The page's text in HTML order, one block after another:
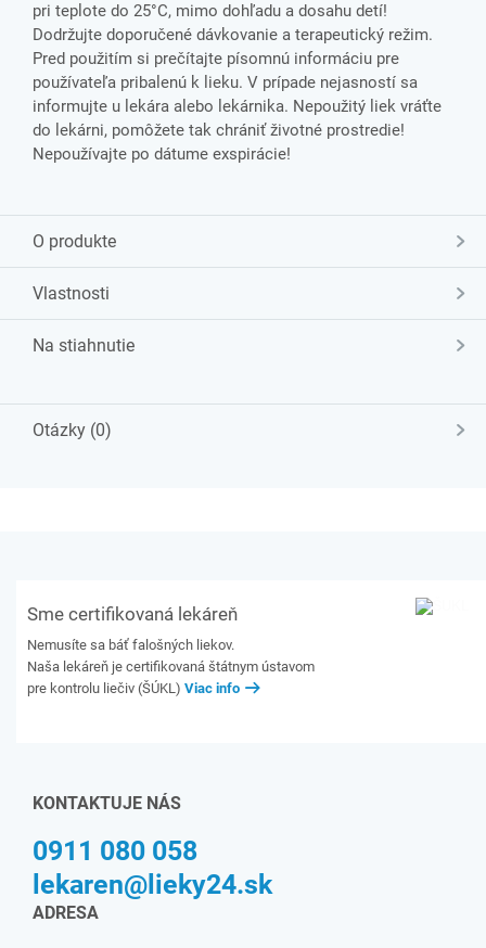
pri teplote do 25°C, mimo dohľadu a dosahu detí!
Dodržujte doporučené dávkovanie a terapeutický režim.
Pred použitím si prečítajte písomnú informáciu pre
používateľa pribalenú k lieku. V prípade nejasností sa
informujte u lekára alebo lekárnika. Nepoužitý liek vráťte
do lekárni, pomôžete tak chrániť životné prostredie!
Nepoužívajte po dátume exspirácie!
O produkte
Vlastnosti
Na stiahnutie
Otázky (0)
Sme certifikovaná lekáreň
Nemusíte sa báť falošných liekov.
Naša lekáreň je certifikovaná štátnym ústavom
pre kontrolu liečiv (ŠÚKL) Viac info
KONTAKTUJE NÁS
0911 080 058
lekaren@lieky24.sk
ADRESA